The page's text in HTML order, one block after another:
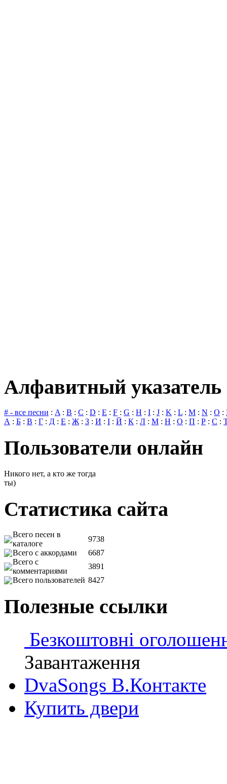
Алфавитный указатель
# - все песни : A: B : C : D : E : F : G : H : I : J : K : L : M : N : O :
А : Б : В : Г : Д : Е : Ж: З : И : І : Й : К : Л : М : Н : О : П : Р : С :
Пользователи онлайн
Никого нет, а кто же тогда
ты)
Статистика сайта
Всего песен в
каталоге
9738
Всего с аккордами
6687
Всего с
комментариями
3891
Всего пользователей 8427
Полезные ссылки
Безкоштовні
Завантаження
DvaSongs В.Контакте
Купить двери